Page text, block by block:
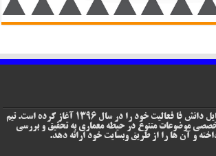
فروشگاه اینترنتی فروش فایل دانش فا فعالیت خود را در سال 1396 آغاز کرده است. تیم
موضوعات متنوع در حیطه معماری به تحقیق و بررسی
و آن ها را از طریق وبسایت خود ارائه دهد.